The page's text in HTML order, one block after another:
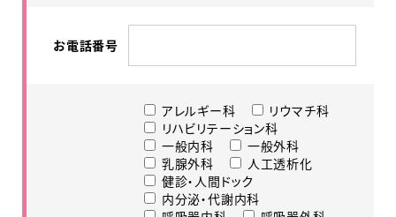
お電話番号
アレルギー科
リウマチ科
リハビリテーション科
一般内科
一般外科
乳腺外科
人工透析化
健診・人間ドック
内分泌・代謝内科